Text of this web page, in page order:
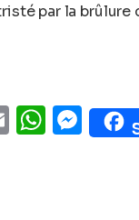
par la brûlure
Email